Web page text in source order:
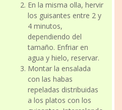
En la misma olla, hervir
los guisantes entre 2 y
4 minutos,
dependiendo del
tamaño. Enfriar en
agua y hielo, reservar.
Montar la ensalada
con las habas
repeladas distribuidas
a los platos con los